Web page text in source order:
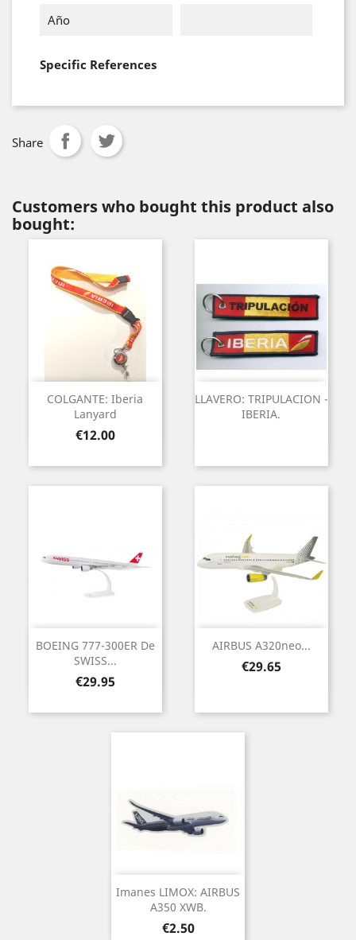
Año
Specific References
Share
Customers who bought this product also
bought:
COLGANTE: Iberia
Lanyard
Price
€12.00
LLAVERO: TRIPULACION -
IBERIA.
BOEING 777-300ER De
SWISS...
Price
€29.95
AIRBUS A320neo...
Price
€29.65
Imanes LIMOX: AIRBUS
A350 XWB.
Price
€2.50